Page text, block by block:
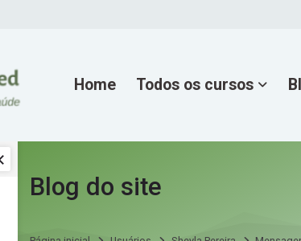
Home Todos os cursos
Blog do site